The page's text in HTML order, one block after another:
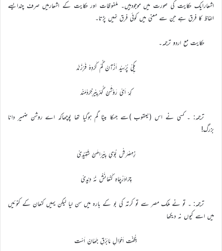
اشعارایک حکایت کی صورت میں موجودہیں۔ ملفوظات اور حکایت کے اشعارمیں صرف چندایسے
الفاظ کا فرق ہے جن سے معنی میں کوئی فرق نہیں پڑتا۔
حکایت مع اردو ترجمہ۔
یِکِیْ پُرْسِیْد اَزْآنْ گُمْ کَرْدِہْ فَرْزَنْد
کِہْ اَیْ رَوْشَنْ گُہَرْپِیْرِخِرَدْمَنْد
ترجمہ: ۔ کسی نے اس (یعقوب )سے جسکا بیٹا گم ہوگیا تھا پوچھاکہ اے روشن ضمیر دانا
بزرگ!
زِمِصْرَشْ بُوْیِ پِیْرَاھَنْ شَنِیْدِیْ
چِرَادَرْچَاہِ کَنْعَانَشْ نَہْ دِیْدِیْ
ترجمہ: ۔ تو نے ملک مصر سے تو کرتہ کی بو کے بارہ میں سن لیا لیکن یہیں کنعان کے کنوئیں
میں اسے کیوں نہ دیکھا
بِگُفْت اَحْوَالِ مَابَرْقِ جَھَانْ اَسْت